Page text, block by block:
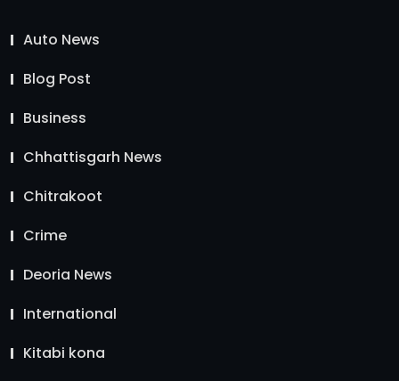
Auto News
Blog Post
Business
Chhattisgarh News
Chitrakoot
Crime
Deoria News
International
Kitabi kona